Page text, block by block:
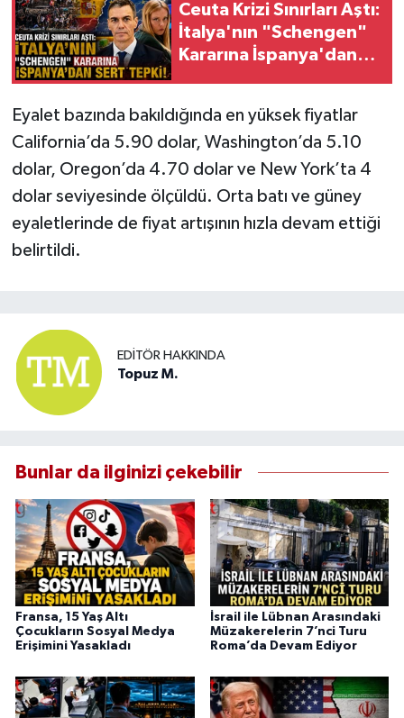
Ceuta Krizi Sınırları Aştı:
İtalya'nın "Schengen"
Kararına İspanya'dan
Eyalet bazında bakıldığında en yüksek fiyatlar
California’da 5.90 dolar, Washington’da 5.10
dolar, Oregon’da 4.70 dolar ve New York’ta 4
dolar seviyesinde ölçüldü. Orta batı ve güney
eyaletlerinde de fiyat artışının hızla devam ettiği
belirtildi.
EDITÖR HAKKINDA
Topuz M.
Bunlar da ilginizi çekebilir
Fransa, 15 Yaş Altı
Çocukların Sosyal Medya
Erişimini Yasakladı
İsrail ile Lübnan Arasındaki
Müzakerelerin 7’nci Turu
Roma’da Devam Ediyor